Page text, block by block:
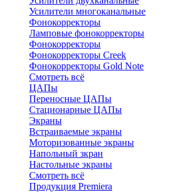
Усилители многоканальные
Фонокорректоры
Ламповые фонокорректоры
Фонокорректоры
Фонокорректоры Creek
Фонокорректоры Gold Note
Смотреть всё
ЦАПы
Переносные ЦАПы
Стационарные ЦАПы
Экраны
Встраиваемые экраны
Моторизованные экраны
Напольный зкран
Настольные экраны
Смотреть всё
Продукция Premiera